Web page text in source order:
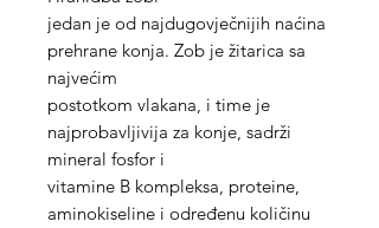
jedan je od najdugovječnijih naćina
prehrane konja. Zob je žitarica sa
najvećim
postotkom vlakana, i time je
najprobavljivija za konje, sadrži
mineral fosfor i
vitamine B kompleksa, proteine,
aminokiseline i određenu količinu